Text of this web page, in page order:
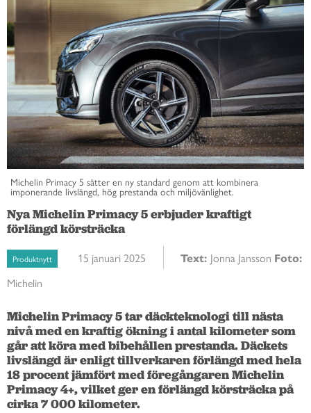
Michelin Primacy 5 sätter en ny standard genom att kombinera
imponerande livslängd, hög prestanda och miljövänlighet.
Nya Michelin Primacy 5 erbjuder kraftigt
förlängd körsträcka
Produktnytt 15 januari 2025 Text: Jonna Jansson Foto:
Michelin
Michelin Primacy 5 tar däckteknologi till nästa
nivå med en kraftig ökning i antal kilometer som
går att köra med bibehållen prestanda. Däckets
livslängd är enligt tillverkaren förlängd med hela
18 procent jämfört med föregångaren Michelin
Primacy 4+, vilket ger en förlängd körsträcka på
cirka 7 000 kilometer.